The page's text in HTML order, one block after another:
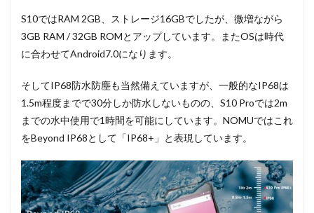
S10ではRAM 2GB、ストレージ16GBでしたが、微増ながら
3GB RAM / 32GB ROMとアップしています。またOSは時代
に合わせてAndroid7.0になります。
そしてIP68防水防塵も当然備えていますが、一般的なIP68は
1.5m程度までで30分しか防水しないものの、S10 Proでは2m
までの水中使用で1時間を可能にしています。NOMUではこれ
をBeyond IP68として「IP68+」と表現しています。